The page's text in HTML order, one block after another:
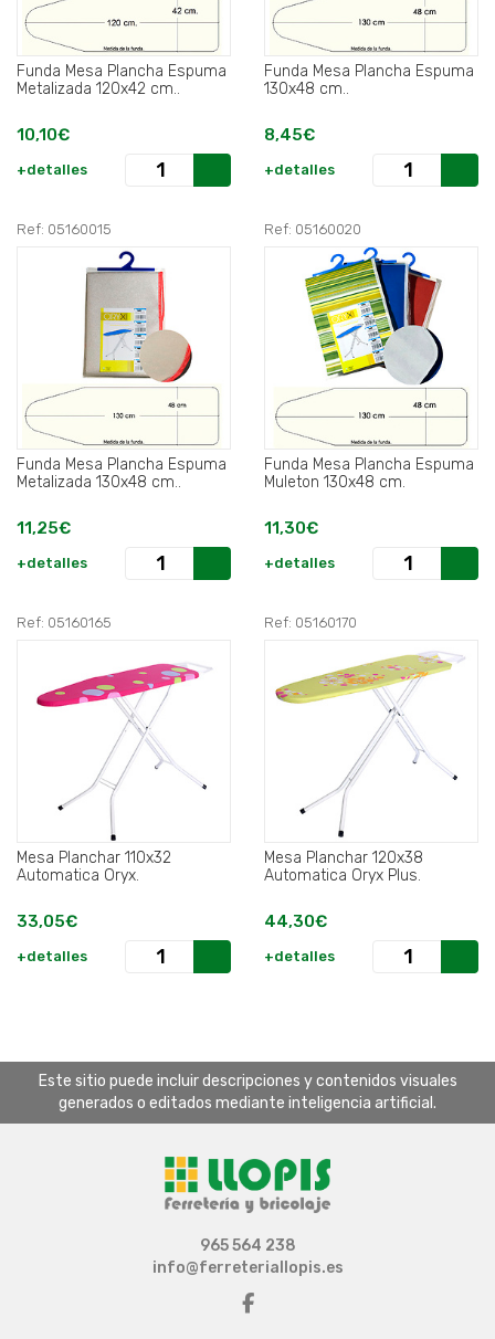
Funda Mesa Plancha Espuma
Metalizada 120x42 cm..
10,10€
+detalles
Funda Mesa Plancha Espuma
130x48 cm..
8,45€
+detalles
Ref: 05160015
Funda Mesa Plancha Espuma
Metalizada 130x48 cm..
11,25€
+detalles
Ref: 05160020
Funda Mesa Plancha Espuma
Muleton 130x48 cm.
11,30€
+detalles
Ref: 05160165
Mesa Planchar 110x32
Automatica Oryx.
33,05€
+detalles
Ref: 05160170
Mesa Planchar 120x38
Automatica Oryx Plus.
44,30€
+detalles
Este sitio puede incluir descripciones y contenidos visuales
generados o editados mediante inteligencia artificial.
965 564 238
info@ferreteriallopis.es